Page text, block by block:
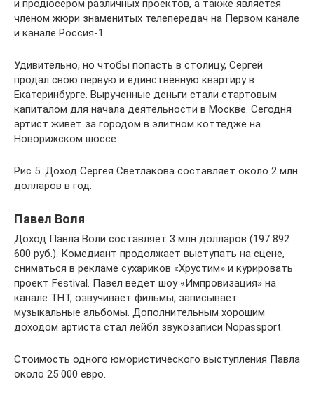
и продюсером различных проектов, а также является
членом жюри знаменитых телепередач на Первом канале
и канале Россия-1.
Удивительно, но чтобы попасть в столицу, Сергей
продал свою первую и единственную квартиру в
Екатеринбурге. Вырученные деньги стали стартовым
капиталом для начала деятельности в Москве. Сегодня
артист живет за городом в элитном коттедже на
Новорижском шоссе.
Рис 5. Доход Сергея Светлакова составляет около 2 млн
долларов в год.
Павел Воля
Доход Павла Воли составляет 3 млн долларов (197 892
600 руб.). Комедиант продолжает выступать на сцене,
сниматься в рекламе сухариков «Хрустим» и курировать
проект Festival. Павел ведет шоу «Импровизация» на
канале ТНТ, озвучивает фильмы, записывает
музыкальные альбомы. Дополнительным хорошим
доходом артиста стал лейбл звукозаписи Nopassport.
Стоимость одного юмористического выступления Павла
около 25 000 евро.